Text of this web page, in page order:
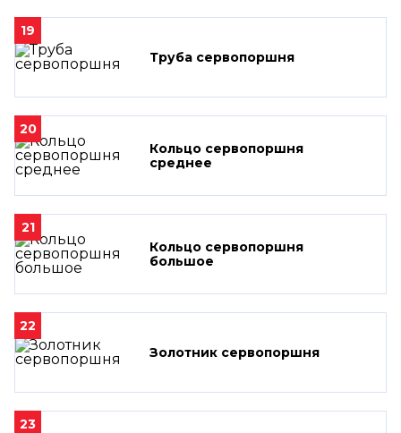
19
Труба сервопоршня
20
Кольцо сервопоршня
среднее
21
Кольцо сервопоршня
большое
22
Золотник сервопоршня
23